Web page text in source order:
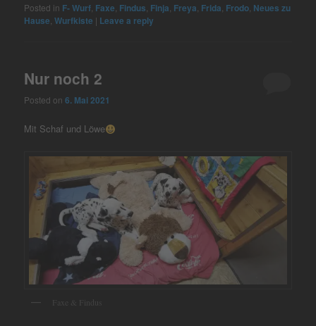
Posted in F- Wurf Faxe Findus Finja Freya Frida Frodo Neues zu
Hause ,Wurfkiste | Leave a reply
Nur noch 2
Posted on6. Mai 2021
Mit Schaf und Löwe
Faxe & Findus